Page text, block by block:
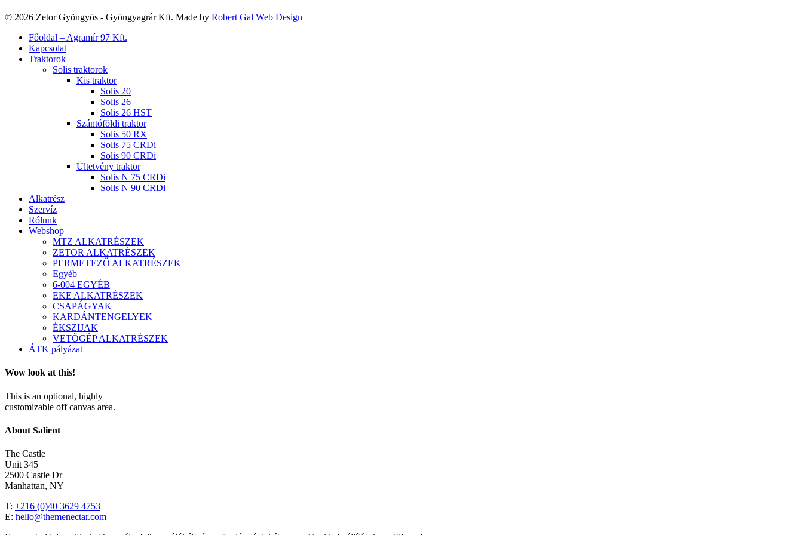
© 2026 Zetor Gyöngyös - Gyöngyagrár Kft. Made by Robert Gal Web Design
Close
Menu
Főoldal – Agramír 97 Kft.
Kapcsolat
Traktorok
Solis traktorok
Kis traktor
Solis 20
Solis 26
Solis 26 HST
Szántóföldi traktor
Solis 50 RX
Solis 75 CRDi
Solis 90 CRDi
Ültetvény traktor
Solis N 75 CRDi
Solis N 90 CRDi
Alkatrész
Szervíz
Rólunk
Webshop
MTZ ALKATRÉSZEK
ZETOR ALKATRÉSZEK
PERMETEZŐ ALKATRÉSZEK
Egyéb
6-004 EGYÉB
EKE ALKATRÉSZEK
CSAPÁGYAK
KARDÁNTENGELYEK
ÉKSZIJAK
VETŐGÉP ALKATRÉSZEK
ÁTK pályázat
Wow look at this!
This is an optional, highly
customizable off canvas area.
About Salient
The Castle
Unit 345
2500 Castle Dr
Manhattan, NY
T: +216 (0)40 3629 4753
E: hello@themenectar.com